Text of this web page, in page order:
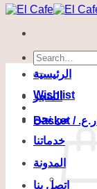
Search
for:
Wishlist
Basket / ر.ع.
الرئيسية
المتجر
من نحن
خدماتنا
المدونة
اتصل بنا